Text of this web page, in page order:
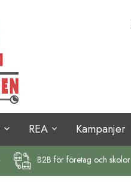
REA Kampanjer
B2B för företag och skolor